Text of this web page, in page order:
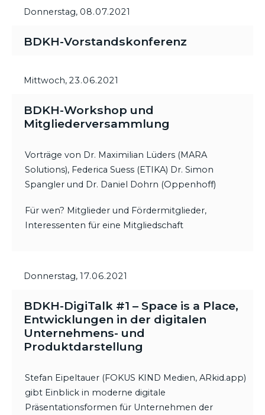
Donnerstag, 08.07.2021
BDKH-Vorstandskonferenz
Mittwoch, 23.06.2021
BDKH-Workshop und
Mitgliederversammlung
Vorträge von Dr. Maximilian Lüders (MARA
Solutions), Federica Suess (ETIKA) Dr. Simon
Spangler und Dr. Daniel Dohrn (Oppenhoff)
Für wen? Mitglieder und Fördermitglieder,
Interessenten für eine Mitgliedschaft
Donnerstag, 17.06.2021
BDKH-DigiTalk #1 – Space is a Place,
Entwicklungen in der digitalen
Unternehmens- und
Produktdarstellung
Stefan Eipeltauer (FOKUS KIND Medien, ARkid.app)
gibt Einblick in moderne digitale
Präsentationsformen für Unternehmen der